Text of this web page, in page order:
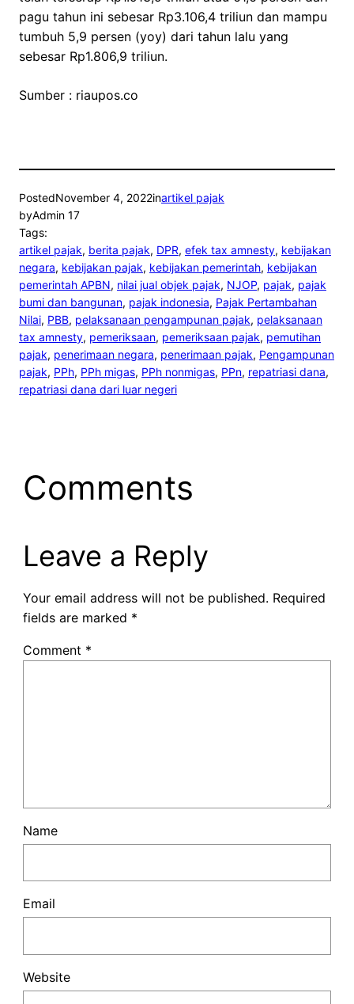
pagu tahun ini sebesar Rp3.106,4 triliun dan mampu
tumbuh 5,9 persen (yoy) dari tahun lalu yang
sebesar Rp1.806,9 triliun.
Sumber : riaupos.co
PostedNovember 4, 2022inartikel pajak
byAdmin 17
Tags:
artikel pajak, berita pajak, DPR, efek tax amnesty, kebijakan
negara, kebijakan pajak, kebijakan pemerintah, kebijakan
pemerintah APBN, nilai jual objek pajak, NJOP, pajak, pajak
bumi dan bangunan, pajak indonesia, Pajak Pertambahan
Nilai, PBB, pelaksanaan pengampunan pajak, pelaksanaan
tax amnesty, pemeriksaan, pemeriksaan pajak, pemutihan
pajak, penerimaan negara, penerimaan pajak, Pengampunan
pajak, PPh, PPh migas, PPh nonmigas, PPn, repatriasi dana
repatriasi dana dari luar negeri
Comments
Leave a Reply
Your email address will not be published. Required
fields are marked *
Comment *
Name
Email
Website